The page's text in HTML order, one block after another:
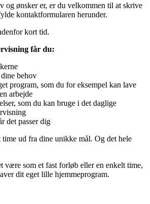
og ønsker er, er du velkommen til at skrive
kontaktformularen herunder.
kort tid.
får du:
behov
program, som du for eksempel kan lave
arbejde
som du kan bruge i det daglige
det passer dig
ud fra dine unikke mål. Og det hele
være som et fast forløb eller en enkelt time,
dit eget lille hjemmeprogram.